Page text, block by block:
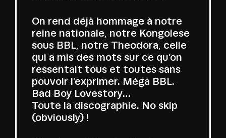
On rend déjà hommage à notre
reine nationale, notre Kongolese
sous BBL, notre Theodora, celle
qui a mis des mots sur ce qu’on
ressentait tous et toutes sans
pouvoir l’exprimer. Méga BBL.
Bad Boy Lovestory…
Toute la discographie. No skip
(obviously) !